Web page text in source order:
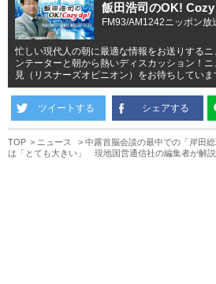
飯田浩司のOK!
FM93/AM1242ニッポン
忙しい現代人の朝に最適な情報をお送りする
ンテーターと朝から熱いディスカッション！
見（リスナーズオピニオン）をお待ちしていま
ツイートする シェアする
TOP ニュース
中露首脳会談の最中での「岸田
は「とても大きい」 現地国営通信社の編集者が解説